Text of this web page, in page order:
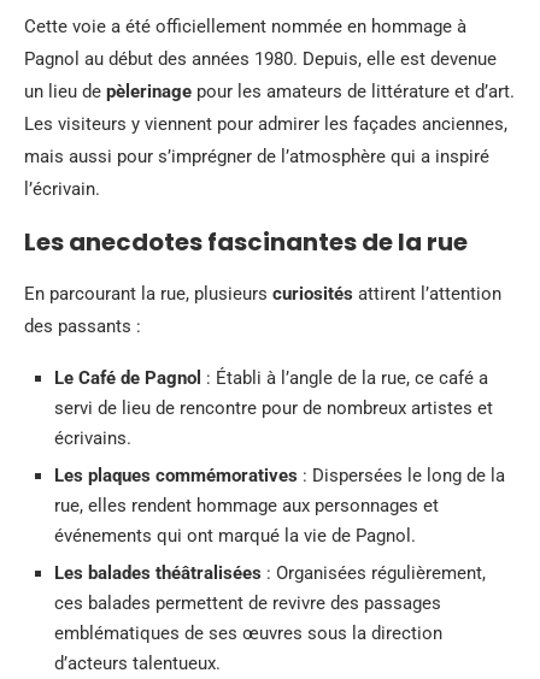
Cette voie a été officiellement nommée en hommage à
Pagnol au début des années 1980. Depuis, elle est devenue
un lieu de pèlerinage pour les amateurs de littérature et d’art.
Les visiteurs y viennent pour admirer les façades anciennes,
mais aussi pour s’imprégner de l’atmosphère qui a inspiré
l’écrivain.
Les anecdotes fascinantes de la rue
En parcourant la rue, plusieurs curiosités attirent l’attention
des passants :
Le Café de Pagnol : Établi à l’angle de la rue, ce café a
servi de lieu de rencontre pour de nombreux artistes et
écrivains.
Les plaques commémoratives : Dispersées le long de la
rue, elles rendent hommage aux personnages et
événements qui ont marqué la vie de Pagnol.
Les balades théâtralisées : Organisées régulièrement,
ces balades permettent de revivre des passages
emblématiques de ses œuvres sous la direction
d’acteurs talentueux.